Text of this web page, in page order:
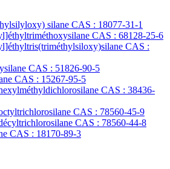
silane CAS : 18077-31-1
CAS : 68128-25-6
CAS :
CAS : 51826-90-5
CAS : 15267-95-5
CAS : 38436-
CAS : 78560-45-9
CAS : 78560-44-8
CAS : 18170-89-3